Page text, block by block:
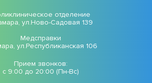
отделение
ул.Ново-Садовая 139
Медсправки
ул.Республиканская 106
Прием звонков:
с 9:00 до 20:00 (Пн-Вс)